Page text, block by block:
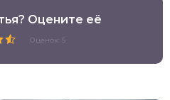
Оцените её
Оценок: 5